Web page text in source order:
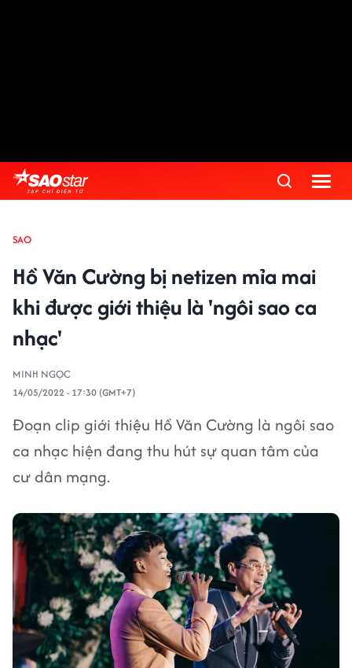
SAO
Hồ Văn Cường bị netizen mỉa mai
khi được giới thiệu là 'ngôi sao ca
nhạc'
MINH NGỌC
14/05/2022 - 17:30 (GMT+7)
Đoạn clip giới thiệu Hồ Văn Cường là ngôi sao
ca nhạc hiện đang thu hút sự quan tâm của
cư dân mạng.